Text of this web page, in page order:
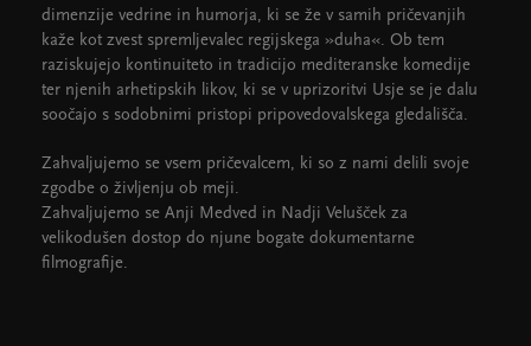
dimenzije vedrine in humorja, ki se že v samih pričevanjih
kaže kot zvest spremljevalec regijskega »duha«. Ob tem
raziskujejo kontinuiteto in tradicijo mediteranske komedije
ter njenih arhetipskih likov, ki se v uprizoritvi Usje se je dalu
soočajo s sodobnimi pristopi pripovedovalskega gledališča.
Zahvaljujemo se vsem pričevalcem, ki so z nami delili svoje
zgodbe o življenju ob meji.
Zahvaljujemo se Anji Medved in Nadji Velušček za
velikodušen dostop do njune bogate dokumentarne
filmografije.